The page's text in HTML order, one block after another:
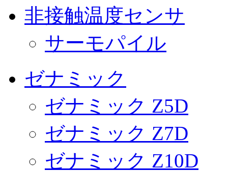
非接触温度センサ
サーモパイル
ゼナミック
ゼナミック Z5D
ゼナミック Z7D
ゼナミック Z10D